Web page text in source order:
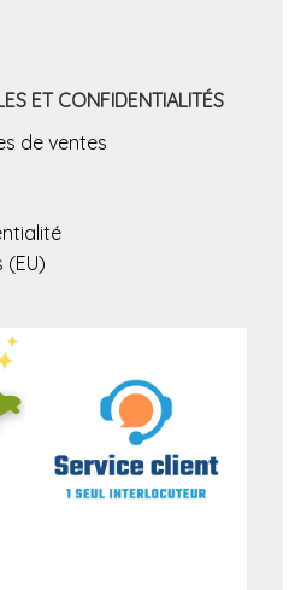
ET CONFIDENTIALITÉS
de ventes
(EU)